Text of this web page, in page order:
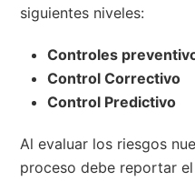
siguientes niveles:
Controles
Control Correctivo
Control Predictivo
Al evaluar los riesgos
proceso debe reportar